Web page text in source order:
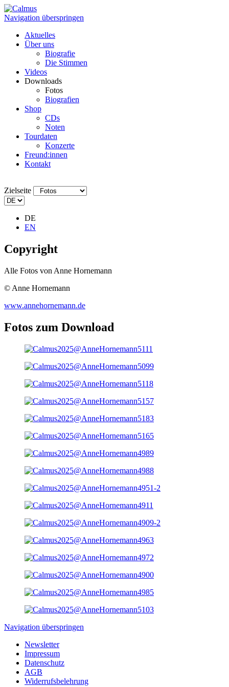
Navigation überspringen
Aktuelles
Über uns
Biografie
Die Stimmen
Videos
Downloads
Fotos
Biografien
Shop
CDs
Noten
Tourdaten
Konzerte
Freund:innen
Kontakt
Zielseite
DE
EN
Copyright
Alle Fotos von Anne Hornemann
© Anne Hornemann
www.annehornemann.de
Fotos zum Download
Navigation überspringen
Newsletter
Impressum
Datenschutz
AGB
Widerrufsbelehrung